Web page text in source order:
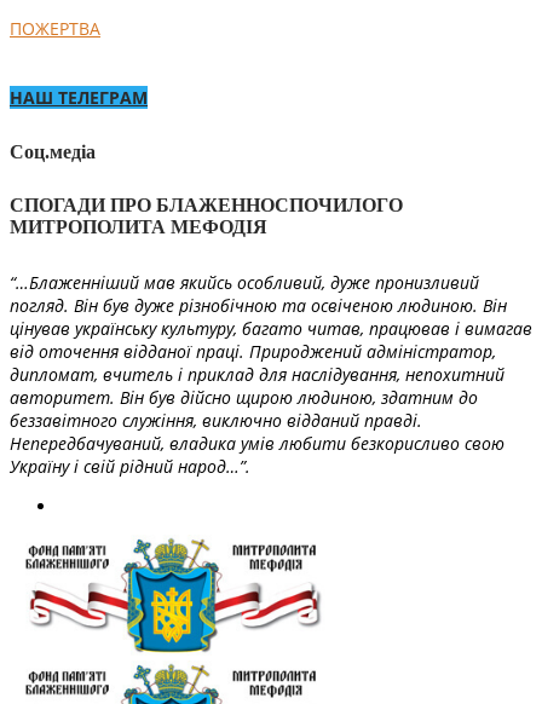
ПОЖЕРТВА
НАШ ТЕЛЕГРАМ
Соц.медіа
СПОГАДИ ПРО БЛАЖЕННОСПОЧИЛОГО
МИТРОПОЛИТА МЕФОДІЯ
“…Блаженніший мав якийсь особливий, дуже пронизливий
погляд. Він був дуже різнобічною та освіченою людиною. Він
цінував українську культуру, багато читав, працював і вимагав
від оточення відданої праці. Природжений адміністратор,
дипломат, вчитель і приклад для наслідування, непохитний
авторитет. Він був дійсно щирою людиною, здатним до
беззавітного служіння, виключно відданий правді.
Непередбачуваний, владика умів любити безкорисливо свою
Україну і свій рідний народ…”.